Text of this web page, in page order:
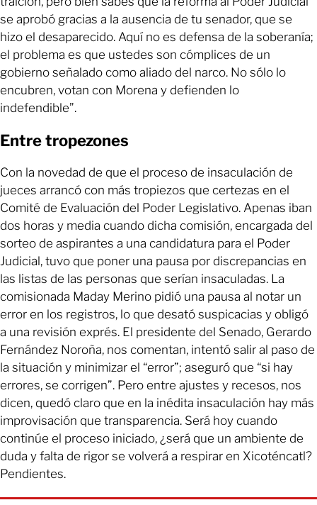
se aprobó gracias a la ausencia de tu senador, que se
hizo el desaparecido. Aquí no es defensa de la soberanía;
el problema es que ustedes son cómplices de un
gobierno señalado como aliado del narco. No sólo lo
encubren, votan con Morena y defienden lo
indefendible”.
Entre tropezones
Con la novedad de que el proceso de insaculación de
jueces arrancó con más tropiezos que certezas en el
Comité de Evaluación del Poder Legislativo. Apenas iban
dos horas y media cuando dicha comisión, encargada del
sorteo de aspirantes a una candidatura para el Poder
Judicial, tuvo que poner una pausa por discrepancias en
las listas de las personas que serían insaculadas. La
comisionada Maday Merino pidió una pausa al notar un
error en los registros, lo que desató suspicacias y obligó
a una revisión exprés. El presidente del Senado, Gerardo
Fernández Noroña, nos comentan, intentó salir al paso de
la situación y minimizar el “error”; aseguró que “si hay
errores, se corrigen”. Pero entre ajustes y recesos, nos
dicen, quedó claro que en la inédita insaculación hay más
improvisación que transparencia. Será hoy cuando
continúe el proceso iniciado, ¿será que un ambiente de
duda y falta de rigor se volverá a respirar en Xicoténcatl?
Pendientes.